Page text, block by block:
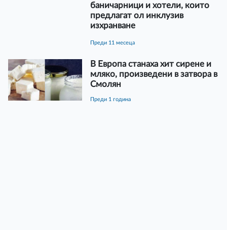
баничарници и хотели, които
предлагат ол инклузив
изхранване
преди 11 месеца
В Европа станаха хит сирене и
мляко, произведени в затвора в
Смолян
преди 1 година